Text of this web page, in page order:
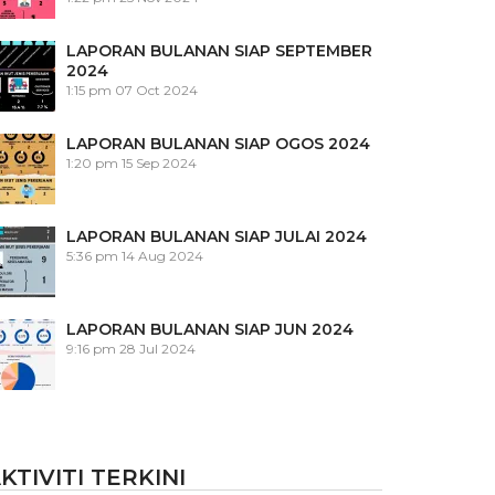
LAPORAN BULANAN SIAP SEPTEMBER
2024
1:15 pm 07 Oct 2024
LAPORAN BULANAN SIAP OGOS 2024
1:20 pm 15 Sep 2024
LAPORAN BULANAN SIAP JULAI 2024
5:36 pm 14 Aug 2024
LAPORAN BULANAN SIAP JUN 2024
9:16 pm 28 Jul 2024
TERKINI